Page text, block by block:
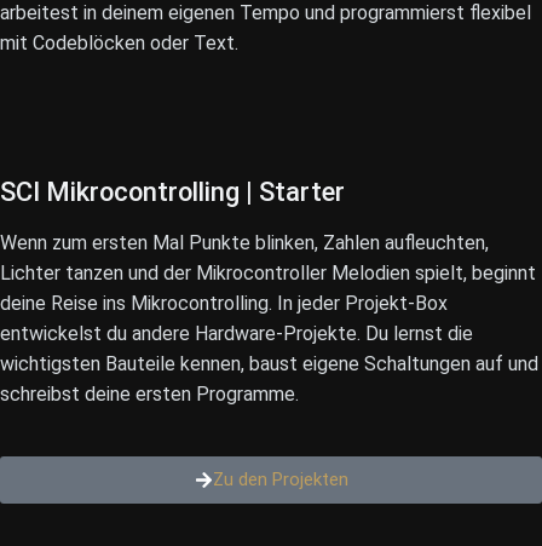
arbeitest in deinem eigenen Tempo und programmierst flexibel
mit Codeblöcken oder Text.
SCI Mikrocontrolling | Starter
Wenn zum ersten Mal Punkte blinken, Zahlen aufleuchten,
Lichter tanzen und der Mikrocontroller Melodien spielt, beginnt
deine Reise ins Mikrocontrolling. In jeder Projekt-Box
entwickelst du andere Hardware-Projekte. Du lernst die
wichtigsten Bauteile kennen, baust eigene Schaltungen auf und
schreibst deine ersten Programme.
Zu den Projekten